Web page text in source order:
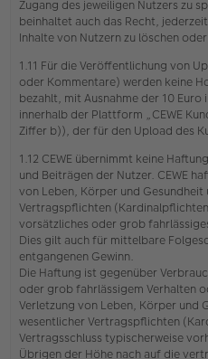
Zugang des jeweiligen Nutzers zu
beinhaltet auch das Recht,
Inhalte von Nutzern zu löschen
1.11 Für die Veröffentlichung von
oder Kommentare) werden keine
bezahlt, mit Ausnahme der 10 Euro
innerhalb der Plattform „CEWE
Ziffer b)), der für den Upload des
1.12 CEWE übernimmt keine
und Beiträgen der Nutzer. CEWE
von Leben, Körper und
Vertragspflichten
vorsätzliches oder grob
Dies gilt auch für mittelbare
entgangenen Gewinn.
Die Haftung ist gegenüber
oder grob fahrlässigem Verhalten
Verletzung von Leben, Körper und
wesentlicher Vertragspflichten
Vertragsschluss typischerweise
Übrigen der Höhe nach auf die